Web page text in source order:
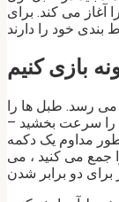
آغاز می کند. برای
بازی کنیم
می رسد. طبل ها را
را سرعت بخشید –
طور مداوم یک دکمه
جمع می کنید ، می